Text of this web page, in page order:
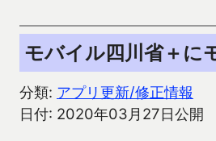
モバイル四川省＋に
分類: アプリ更新/修正情報
日付: 2020年03月27日公開